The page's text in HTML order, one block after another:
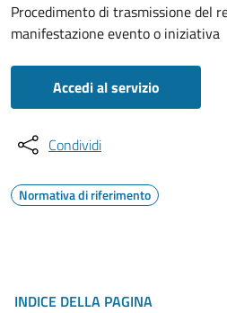
Procedimento di trasmissione del
manifestazione evento o iniziativa
Accedi al servizio
Condividi
Normativa di riferimento
INDICE DELLA PAGINA